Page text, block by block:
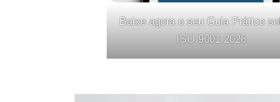
Baixe agora o seu Guia Prático
ISO 9001:2026